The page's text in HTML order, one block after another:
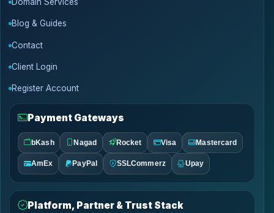
Domain Services
Blog & Guides
Contact
Client Login
Register Account
Payment Gateways
bKash Nagad Rocket Visa Mastercard
AmEx PayPal SSLCommerz Upay
Platform, Partner & Trust Stack